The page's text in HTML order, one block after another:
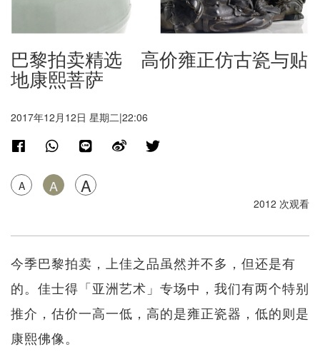
巴黎拍卖精选 高价雍正仿古瓷与贴
地康熙菩萨
2017年12月12日 星期二|22:06
A A A
2012 次观看
今季巴黎拍卖，上佳之品虽然并不多，但还是有
的。佳士得「亚洲艺术」专场中，我们有两个特别
推介，估价一高一低，高的是雍正瓷器，低的则是
康熙佛像。